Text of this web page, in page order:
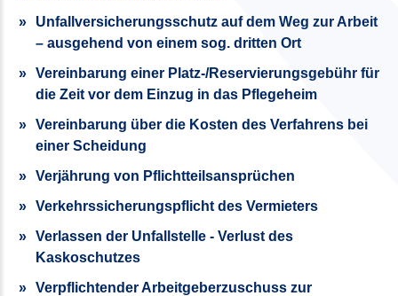
Unfallversicherungsschutz auf dem Weg zur Arbeit
– ausgehend von einem sog. dritten Ort
Vereinbarung einer Platz-/Reservierungsgebühr für
die Zeit vor dem Einzug in das Pflegeheim
Vereinbarung über die Kosten des Verfahrens bei
einer Scheidung
Verjährung von Pflichtteilsansprüchen
Verkehrssicherungspflicht des Vermieters
Verlassen der Unfallstelle - Verlust des
Kaskoschutzes
Verpflichtender Arbeitgeberzuschuss zur